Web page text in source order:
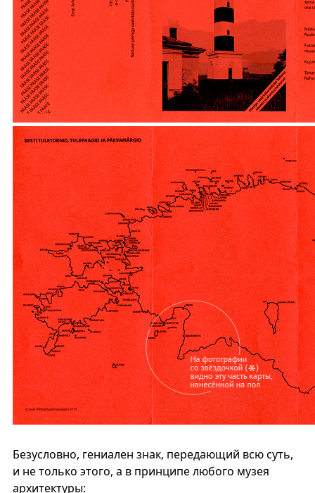
Безусловно, гениален знак, передающий всю суть,
и не только этого, а в принципе любого музея
архитектуры: